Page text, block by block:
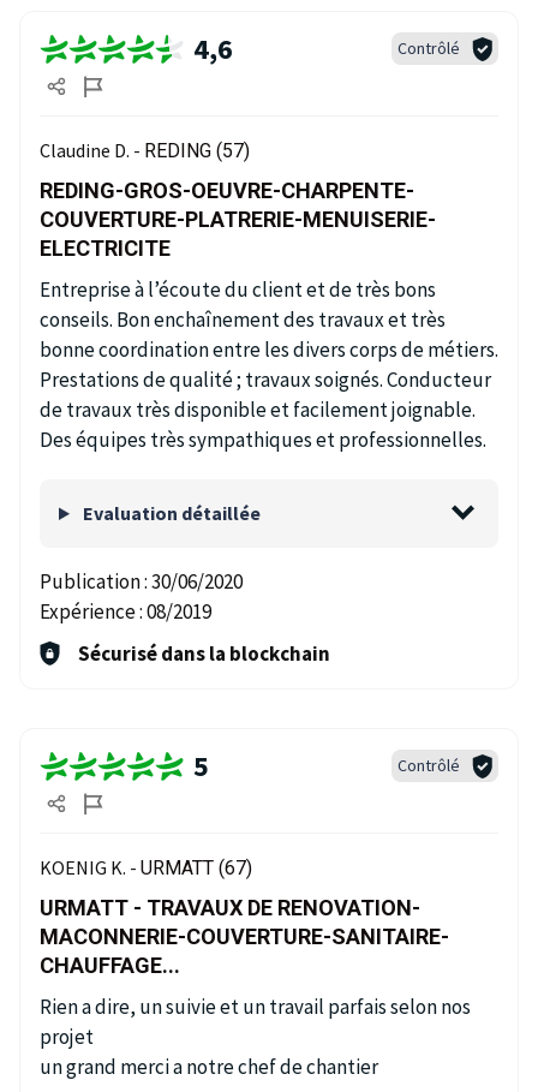
4,6 Contrôlé
Claudine D. - REDING (57)
REDING-GROS-OEUVRE-CHARPENTE-
COUVERTURE-PLATRERIE-MENUISERIE-
ELECTRICITE
Entreprise à l’écoute du client et de très bons
conseils. Bon enchaînement des travaux et très
bonne coordination entre les divers corps de métiers.
Prestations de qualité ; travaux soignés. Conducteur
de travaux très disponible et facilement joignable.
Des équipes très sympathiques et professionnelles.
Evaluation détaillée
Publication :30/06/2020
Expérience :08/2019
Sécurisé dans la blockchain
5 Contrôlé
KOENIG K. - URMATT (67)
URMATT - TRAVAUX DE RENOVATION-
MACONNERIE-COUVERTURE-SANITAIRE-
CHAUFFAGE...
Rien a dire, un suivie et un travail parfais selon nos
projet
un grand merci a notre chef de chantier